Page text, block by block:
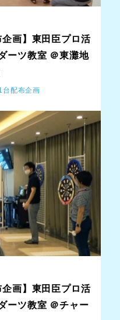
企画】東田臣プロ活
ーツ教室 ＠東灘地
台配布企画
企画】東田臣プロ活
ーツ教室 ＠チャー